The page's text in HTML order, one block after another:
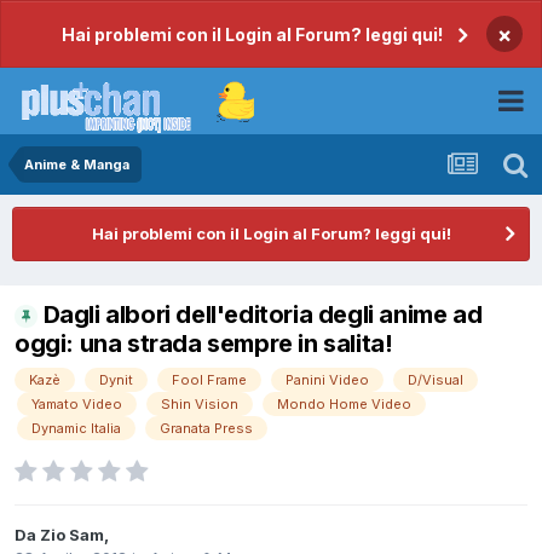
Hai problemi con il Login al Forum? leggi qui! ×
Anime & Manga
Hai problemi con il Login al Forum? leggi qui!
Dagli albori dell'editoria degli anime ad
oggi: una strada sempre in salita!
Kazè Dynit Fool Frame Panini Video
D/Visual
Yamato Video
Shin Vision
Mondo Home Video
Dynamic Italia
Granata Press
Da Zio Sam,